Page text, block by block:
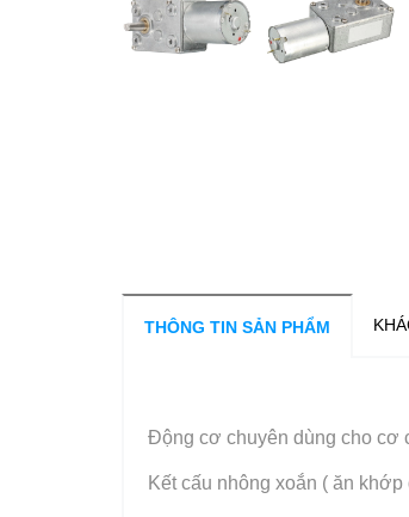
THÔNG TIN SẢN PHẨM
Động cơ chuyên dùng cho cơ
Kết cấu nhông xoắn ( ăn